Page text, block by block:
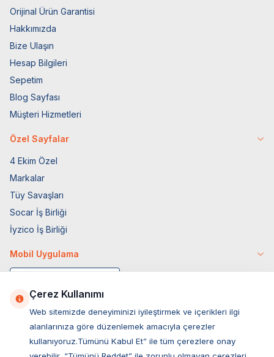
Orijinal Ürün Garantisi
Hakkımızda
Bize Ulaşın
Hesap Bilgileri
Sepetim
Blog Sayfası
Müşteri Hizmetleri
Özel Sayfalar
4 Ekim Özel
Markalar
Tüy Savaşları
Socar İş Birliği
İyzico İş Birliği
Mobil Uygulama
Çerez Kullanımı
Web sitemizde deneyiminizi iyileştirmek ve içerikleri ilgi
alanlarınıza göre düzenlemek amacıyla çerezler
kullanıyoruz.Tümünü Kabul Et” ile tüm çerezlere onay